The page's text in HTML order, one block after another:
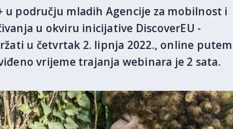
u području mladih Agencije za mobilnost i
u okviru inicijative DiscoverEU -
u četvrtak 2. lipnja 2022., online putem
vrijeme trajanja webinara je 2 sata.